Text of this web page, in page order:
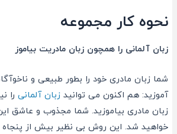
نحوه کار مجموعه
زبان آلمانی را همچون زبان مادریت بیاموز
شما زبان مادری خود را بطور طبیعی و
آموزید: هم اکنون می توانید زبان آلمانیرا
زبان مادری بیاموزید. شما مجذوب و عاشق
خواهید شد. این روش بی نظیر بیش از